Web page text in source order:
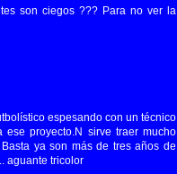
son ciegos ??? Para no ver la
espesando con un técnico
proyecto.N sirve traer mucho
ya son más de tres años de
aguante tricolor